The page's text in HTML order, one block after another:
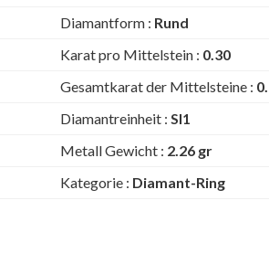
Diamantform : Rund
Karat pro Mittelstein : 0.30
Gesamtkarat der Mittelsteine :
Diamantreinheit : SI1
Metall Gewicht : 2.26 gr
Kategorie : Diamant-Ring